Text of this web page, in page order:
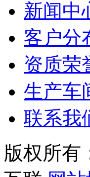
新闻中
客户分
资质荣
生产车
联系我
版权所有